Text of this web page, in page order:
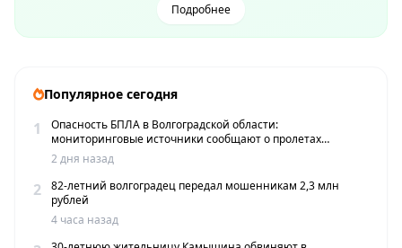
Подробнее
Популярное сегодня
1
Опасность БПЛА в Волгоградской области:
мониторинговые источники сообщают о пролетах
беспилотников
2 дня назад
2
82-летний волгоградец передал мошенникам 2,3 млн
рублей
4 часа назад